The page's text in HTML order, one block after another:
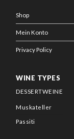
Shop
Mein Konto
Privacy Policy
WINE TYPES
DESSERTWEINE
Muskateller
Passiti